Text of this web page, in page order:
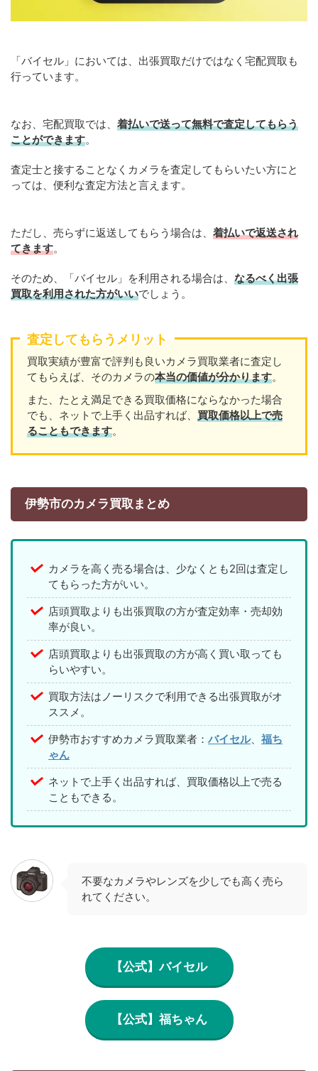
「バイセル」においては、出張買取だけではなく宅配買取も
行っています。
なお、宅配買取では、 着払いで送って無料で査定してもらう
ことができます。
査定士と接することなくカメラを査定してもらいたい方にと
っては、便利な査定方法と言えます。
ただし、売らずに返送してもらう場合は、 着払いで返送され
てきます。
そのため、「バイセル」を利用される場合は、 なるべく出張
買取を利用された方がいいでしょう。
査定してもらうメリット
買取実績が豊富で評判も良いカメラ買取業者に査定し
てもらえば、そのカメラの本当の価値が分かります。
また、たとえ満足できる買取価格にならなかった場合
でも、ネットで上手く出品すれば、 買取価格以上で売
ることもできます。
伊勢市のカメラ買取まとめ
カメラを高く売る場合は、少なくとも2回は査定し
てもらった方がいい。
店頭買取よりも出張買取の方が査定効率・売却効
率が良い。
店頭買取よりも出張買取の方が高く買い取っても
らいやすい。
買取方法はノーリスクで利用できる出張買取がオ
ススメ。
伊勢市おすすめカメラ買取業者： バイセル、 福ち
ゃん
ネットで上手く出品すれば、買取価格以上で売る
こともできる。
不要なカメラやレンズを少しでも高く売ら
れてください。
【公式】バイセル
【公式】福ちゃん